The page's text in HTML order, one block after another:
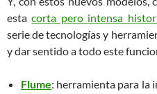
estacorta pero intensa
serie de tecnologías y
y dar sentido a todo este
Flume: herramienta para la